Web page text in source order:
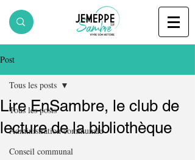
Post
Tous les posts
Administration communale
Conseil communal
Tous les posts
Lire EnSambre, le club de
lecture de la bibliothèque